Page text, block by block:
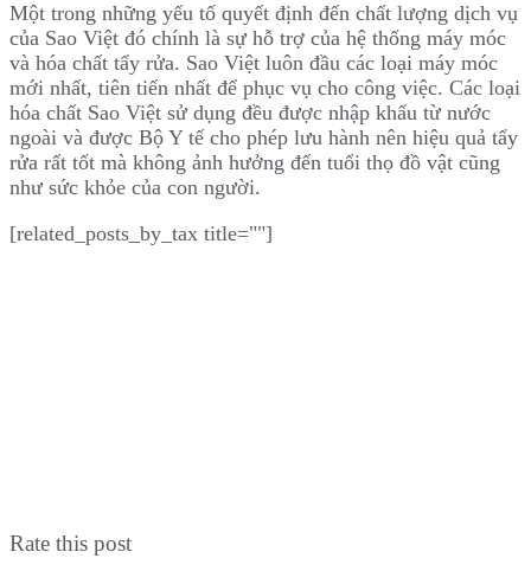
Một trong những yếu tố quyết định đến chất lượng dịch vụ
của Sao Việt đó chính là sự hỗ trợ của hệ thống máy móc
và hóa chất tẩy rửa. Sao Việt luôn đầu các loại máy móc
mới nhất, tiên tiến nhất để phục vụ cho công việc. Các loại
hóa chất Sao Việt sử dụng đều được nhập khẩu từ nước
ngoài và được Bộ Y tế cho phép lưu hành nên hiệu quả tẩy
rửa rất tốt mà không ảnh hưởng đến tuổi thọ đồ vật cũng
như sức khỏe của con người.
[related_posts_by_tax title=""]
Rate this post